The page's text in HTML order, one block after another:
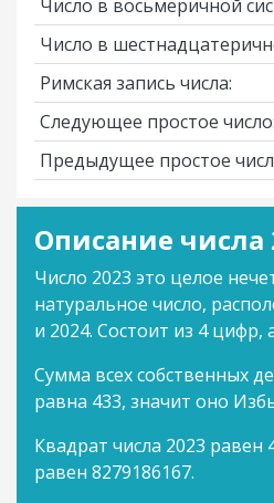
Число в восьмеричной
Число в
Римская запись числа:
Следующее простое число:
Предыдущее простое
Описание числа
Число 2023 это целое
натуральное число,
и 2024. Состоит из 4 цифр,
Сумма всех собственных
равна 433, значит оно
Квадрат числа 2023 равен
равен 8279186167.